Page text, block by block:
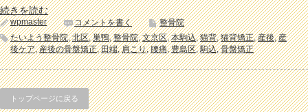
続きを読む
wpmaster コメントを書く
整骨院
たいよう整骨院,北区,巣鴨,整骨院,文京区,本駒込,猫背,猫背矯正,産後,産
後ケア,産後の骨盤矯正,田端,肩こり,腰痛,豊島区,駒込,骨盤矯正
トップページに戻る